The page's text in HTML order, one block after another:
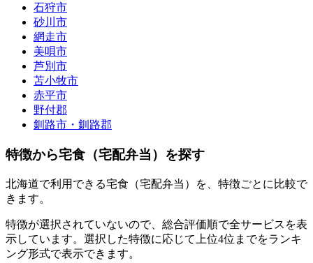
石狩市
砂川市
網走市
美唄市
芦別市
苫小牧市
赤平市
野付郡
釧路市・釧路郡
特徴から宅食（宅配弁当）を探す
北海道で利用できる宅食（宅配弁当）を、特徴ごとに比較で
きます。
特徴が選択されていないので、総合評価順で全サービスを表
示しています。選択した特徴に応じて上位4位までをランキ
ング形式で表示できます。